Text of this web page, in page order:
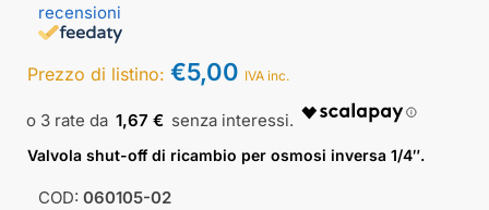
recensioni
Prezzo di listino: €5,00 IVA inc.
1,67 €
Valvola shut-off di ricambio per osmosi inversa 1/4″.
COD: 060105-02